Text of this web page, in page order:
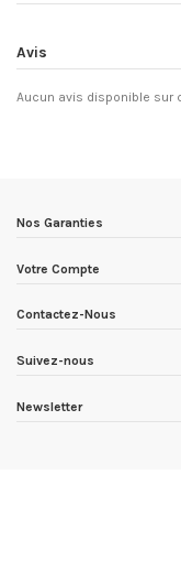
Avis
Aucun avis disponible sur
Nos Garanties
Votre Compte
Contactez-Nous
Suivez-nous
Newsletter